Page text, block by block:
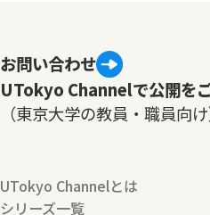
お問い合わせ
UTokyo Channelで公開を
（東京大学の教員・職員向け
UTokyo Channelとは
シリーズ一覧